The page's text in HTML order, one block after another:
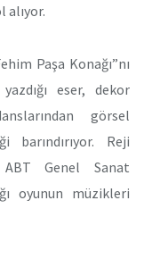
alıyor.
Paşa Konağı”nı
eser, dekor
görsel
Reji
ABT Genel Sanat
oyunun müzikleri